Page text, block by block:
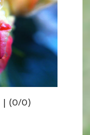
(0/0)